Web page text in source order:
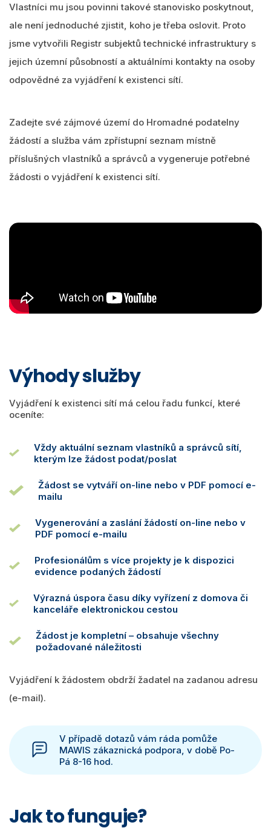
Vlastníci mu jsou povinni takové stanovisko poskytnout,
ale není jednoduché zjistit, koho je třeba oslovit. Proto
jsme vytvořili Registr subjektů technické infrastruktury s
jejich územní působností a aktuálními kontakty na osoby
odpovědné za vyjádření k existenci sítí.
Zadejte své zájmové území do Hromadné podatelny
žádostí a služba vám zpřístupní seznam místně
příslušných vlastníků a správců a vygeneruje potřebné
žádosti o vyjádření k existenci sítí.
Výhody služby
Vyjádření k existenci sítí má celou řadu funkcí, které
oceníte:
Vždy aktuální seznam vlastníků a správců sítí,
kterým lze žádost podat/poslat
Žádost se vytváří on-line nebo v PDF pomocí e-
mailu
Vygenerování a zaslání žádostí on-line nebo v
PDF pomocí e-mailu
Profesionálům s více projekty je k dispozici
evidence podaných žádostí
Výrazná úspora času díky vyřízení z domova či
kanceláře elektronickou cestou
Žádost je kompletní – obsahuje všechny
požadované náležitosti
Vyjádření k žádostem obdrží žadatel na zadanou adresu
(e-mail).
V případě dotazů vám ráda pomůže
MAWIS zákaznická podpora, v době Po-
Pá 8-16 hod.
Jak to funguje?